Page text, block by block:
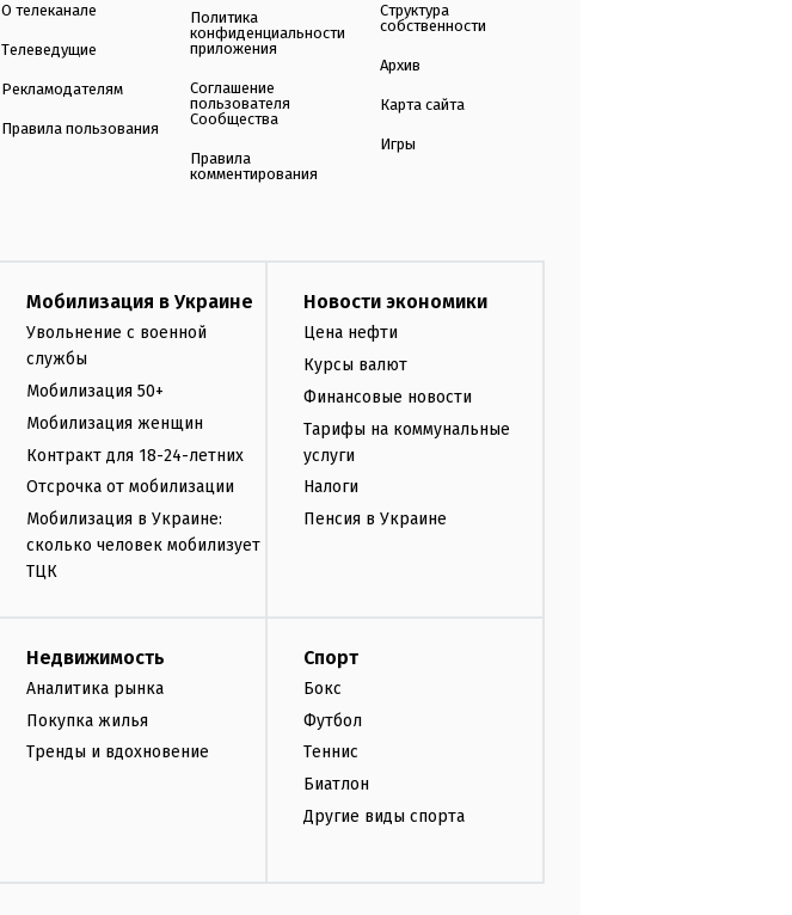
О телеканале
Телеведущие
Рекламодателям
Правила пользования
Политика
конфиденциальности
приложения
Соглашение
пользователя
Сообщества
Правила
комментирования
Структура
собственности
Архив
Карта сайта
Игры
Мобилизация в Украине
Увольнение с военной
службы
Мобилизация 50+
Мобилизация женщин
Контракт для 18-24-летних
Отсрочка от мобилизации
Мобилизация в Украине:
сколько человек мобилизует
ТЦК
Новости экономики
Цена нефти
Курсы валют
Финансовые новости
Тарифы на коммунальные
услуги
Налоги
Пенсия в Украине
Недвижимость
Аналитика рынка
Покупка жилья
Тренды и вдохновение
Спорт
Бокс
Футбол
Теннис
Биатлон
Другие виды спорта